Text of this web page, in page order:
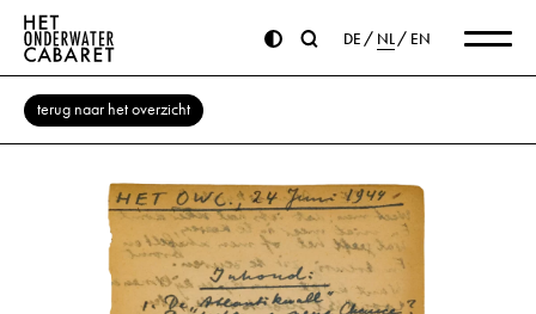
DE NL EN
terug naar het overzicht